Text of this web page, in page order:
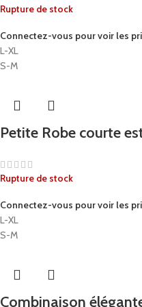
Rupture de stock
Connectez-vous pour voir les
L-XL
S-M
Petite Robe courte
Rupture de stock
Connectez-vous pour voir les
L-XL
S-M
Combinaison